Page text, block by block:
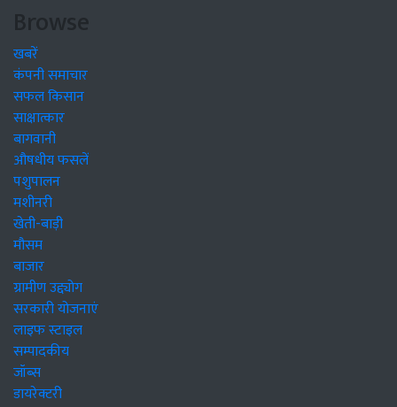
Browse
खबरें
कंपनी समाचार
सफल किसान
साक्षात्कार
बागवानी
औषधीय फसलें
पशुपालन
मशीनरी
खेती-बाड़ी
मौसम
बाजार
ग्रामीण उद्द्योग
सरकारी योजनाएं
लाइफ स्टाइल
सम्पादकीय
जॉब्स
डायरेक्टरी